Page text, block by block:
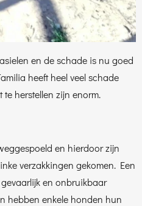
en de schade is nu goed
heeft heel veel schade
herstellen zijn enorm.
en hierdoor zijn
verzakkingen gekomen. Een
en onbruikbaar
hebben enkele honden hun